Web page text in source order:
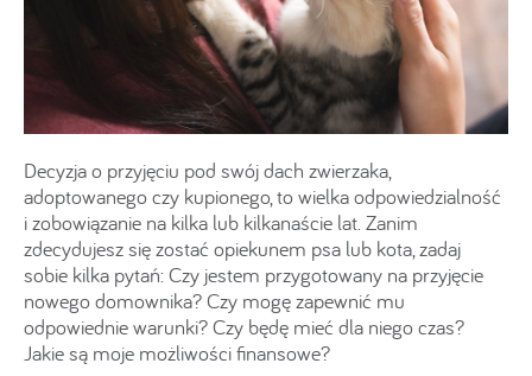
Decyzja o przyjęciu pod swój dach zwierzaka,
adoptowanego czy kupionego, to wielka odpowiedzialność
i zobowiązanie na kilka lub kilkanaście lat. Zanim
zdecydujesz się zostać opiekunem psa lub kota, zadaj
sobie kilka pytań: Czy jestem przygotowany na przyjęcie
nowego domownika? Czy mogę zapewnić mu
odpowiednie warunki? Czy będę mieć dla niego czas?
Jakie są moje możliwości finansowe?